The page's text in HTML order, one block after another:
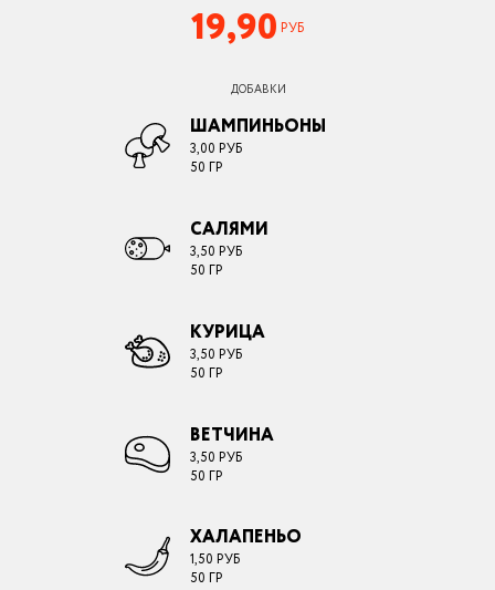
19,90 РУБ
ДОБАВКИ
ШАМПИНЬОНЫ
3,00 РУБ
50 ГР
САЛЯМИ
3,50 РУБ
50 ГР
КУРИЦА
3,50 РУБ
50 ГР
ВЕТЧИНА
3,50 РУБ
50 ГР
ХАЛАПЕНЬО
1,50 РУБ
50 ГР